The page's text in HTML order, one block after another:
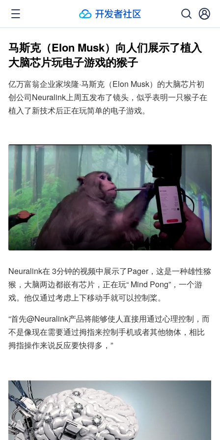
马斯克（Elon Musk）向人们展示了植入
大脑芯片玩电子游戏的猴子
亿万富翁企业家埃隆·马斯克（Elon Musk）的大脑芯片初
创公司Neuralink上周五发布了镜头，似乎表明一只猴子在
植入了新技术后正在玩简单的电子游戏。
Neuralink在 3分钟的视频中展示了Pager，这是一种雄性猕
猴，大脑两边都嵌有芯片，正在玩“ Mind Pong”，一个游
戏。他仅通过考虑上下移动手就可以控制桨。
“首先@Neuralink产品将能够使人直接用通过心理控制，而
不是像现在需要通过拇指来控制手机或者其他物体，相比
拇指操作来说反应要快得多，”